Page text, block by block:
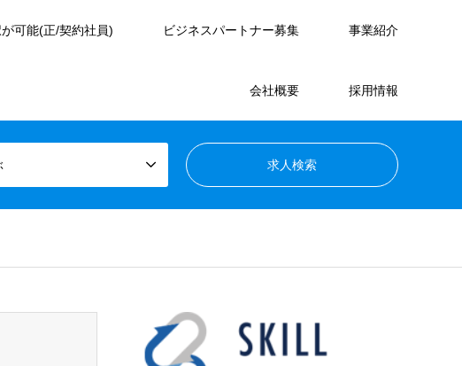
可能(正/契約社員) ビジネスパートナー募集 事業紹介
会社概要 採用情報